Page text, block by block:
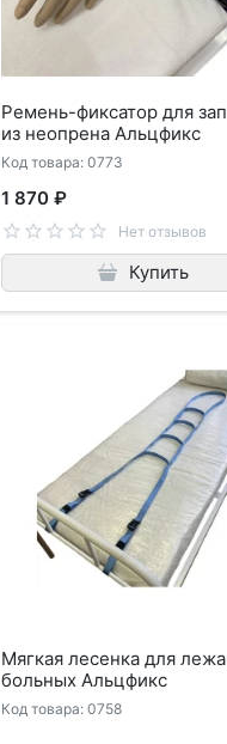
Ремень-фиксатор для
из неопрена Альцфикс
Код товара: 0773
1 870 ₽
Нет отзывов
Купить
Мягкая лесенка для
больных Альцфикс
Код товара: 0758